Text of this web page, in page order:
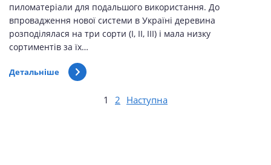
пиломатеріали для подальшого використання. До
впровадження нової системи в Україні деревина
розподілялася на три сорти (I, II, III) і мала низку
сортиментів за їх…
Детальніше
1 2 Наступна